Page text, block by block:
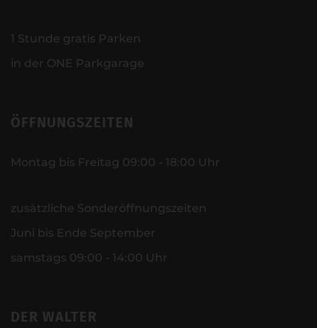
1 Stunde gratis Parken
in der ONE Parkgarage
ÖFFNUNGSZEITEN
Montag bis Freitag 09:00 - 18:00 Uhr
zusätzliche Sonderöffnungszeiten
Juni bis Ende September
samstags 09:00 - 14:00 Uhr
DER WALTER